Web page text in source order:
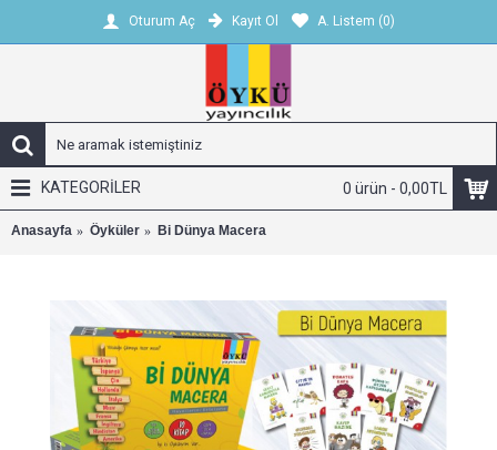
Oturum Aç Kayıt Ol A. Listem (0)
0 ürün - 0,00TL
KATEGORİLER
Anasayfa Öyküler Bi Dünya Macera